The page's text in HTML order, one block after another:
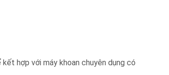
hợp với máy khoan chuyên dụng có